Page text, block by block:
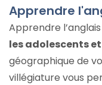
Apprendre
Apprendre
les adolescents
géographique de
villégiature vous